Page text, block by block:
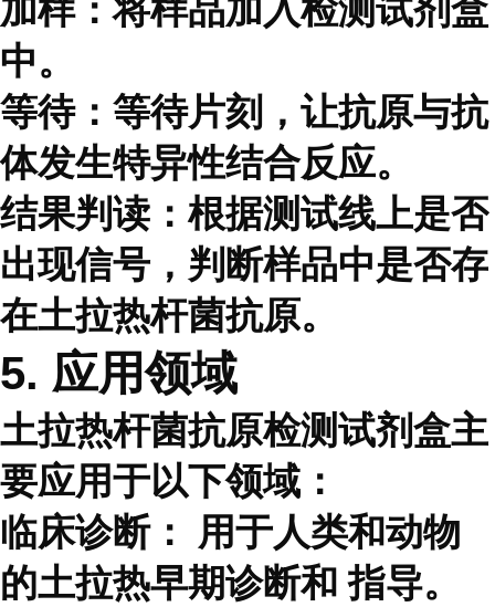
加样：将样品加入检测试剂盒
中。
等待：等待片刻，让抗原与抗
体发生特异性结合反应。
结果判读：根据测试线上是否
出现信号，判断样品中是否存
在土拉热杆菌抗原。
5. 应用领域
土拉热杆菌抗原检测试剂盒主
要应用于以下领域：
临床诊断：
用于人类和动物
的土拉热早期诊断和 指导。